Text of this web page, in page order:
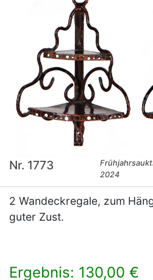
Nr. 1773
2024
2 Wandeckregale, zum
guter Zust.
Ergebnis: 130,00 €